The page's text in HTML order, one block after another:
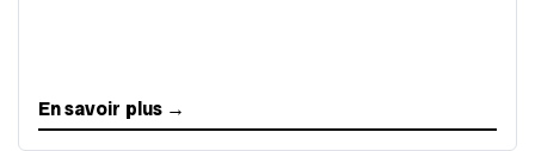
En savoir plus →